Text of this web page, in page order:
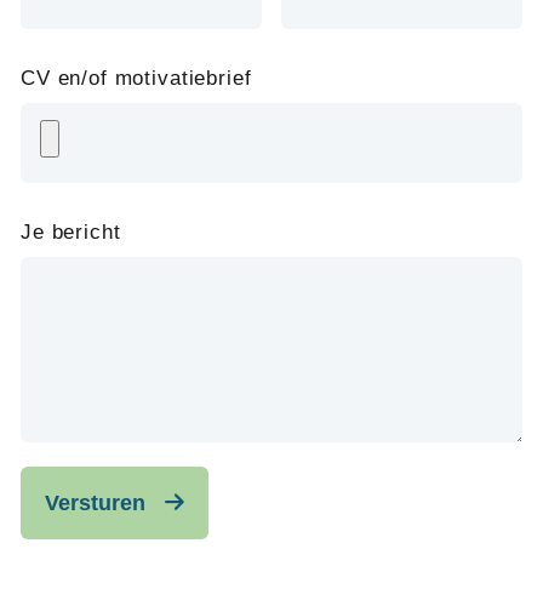
CV en/of motivatiebrief
Je bericht
Versturen